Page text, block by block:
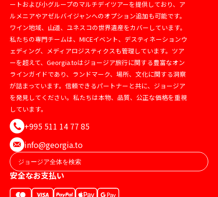
ートおよび小グループのマルチデイツアーを提供しており、ア
ルメニアやアゼルバイジャンへのオプション追加も可能です。
ワイン地域、山道、ユネスコの世界遺産をカバーしています。
私たちの専門チームは、MICEイベント、デスティネーションウ
ェディング、メディアロジスティクスも管理しています。ツア
ーを超えて、Georgia.toはジョージア旅行に関する豊富なオン
ラインガイドであり、ランドマーク、場所、文化に関する洞察
が詰まっています。信頼できるパートナーと共に、ジョージア
を発見してください。私たちは本物、品質、公正な価格を重視
しています。
+995 511 14 77 85
info@georgia.to
安全なお支払い